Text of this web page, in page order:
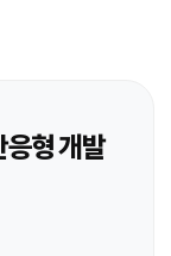
형 개발